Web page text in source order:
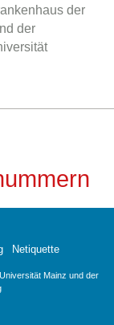
der
der
Netiquette
Mainz und der